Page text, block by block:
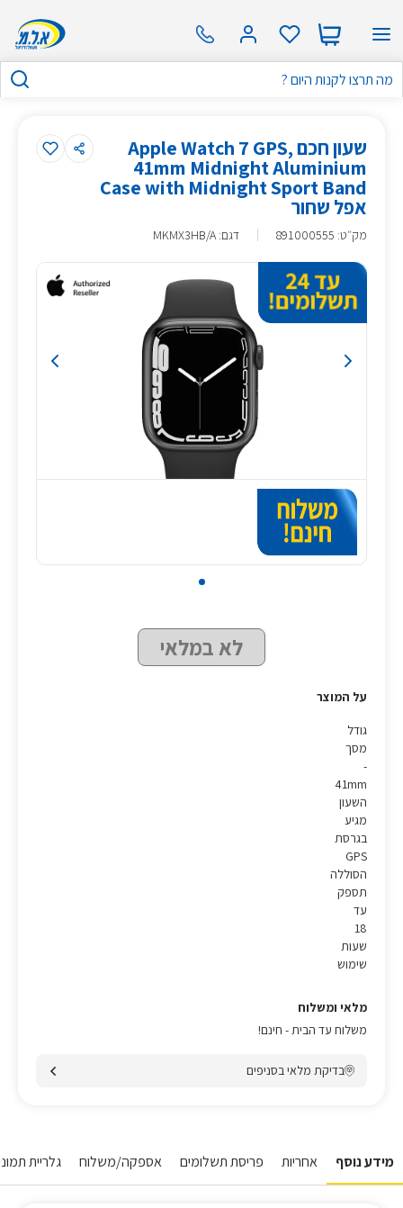
שעון חכם Apple Watch 7 GPS,
41mm Midnight Aluminium
Case with Midnight Sport Band
אפל שחור
מק״ט:
891000555 דגם: MKMX3HB/A
לא במלאי
על המוצר
גודל
מסך
-
41mm
השעון
מגיע
בגרסת
GPS
הסוללה
תספק
עד
18
שעות
שימוש
מלאי ומשלוח
משלוח עד הבית - חינם!
בדיקת מלאי בסניפים
מידע נוסף אחריות פריסת תשלומים אספקה/משלוח גלריית